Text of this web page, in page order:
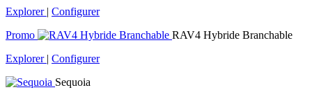
Explorer | Configurer
Promo
RAV4 Hybride Branchable
Explorer | Configurer
Sequoia